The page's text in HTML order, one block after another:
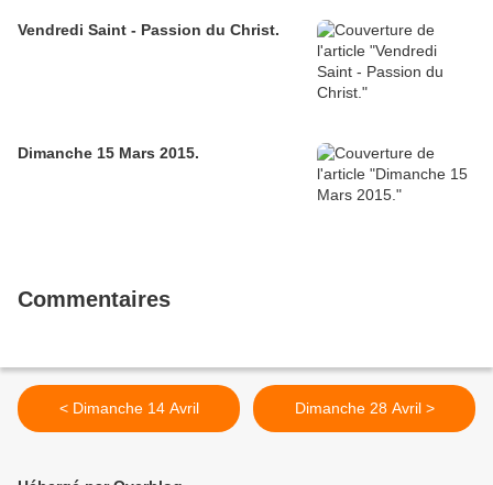
Vendredi Saint - Passion du Christ.
Dimanche 15 Mars 2015.
Commentaires
< Dimanche 14 Avril Dimanche 28 Avril >